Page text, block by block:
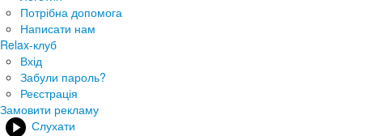
Потрібна допомога
Написати нам
Relax-клуб
Вхід
Забули пароль?
Реєстрація
Замовити рекламу
Слухати